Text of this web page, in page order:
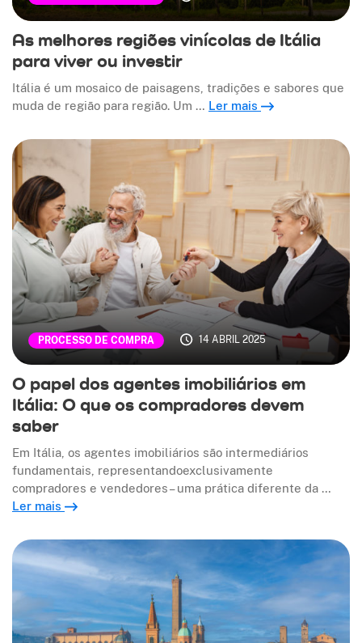
As melhores regiões vinícolas de Itália
para viver ou investir
Itália é um mosaico de paisagens, tradições e sabores que
muda de região para região. Um … Ler mais
PROCESSO DE COMPRA 14 ABRIL 2025
O papel dos agentes imobiliários em
Itália: O que os compradores devem
saber
Em Itália, os agentes imobiliários são intermediários
fundamentais, representandoexclusivamente
compradores e vendedores– uma prática diferente da …
Ler mais